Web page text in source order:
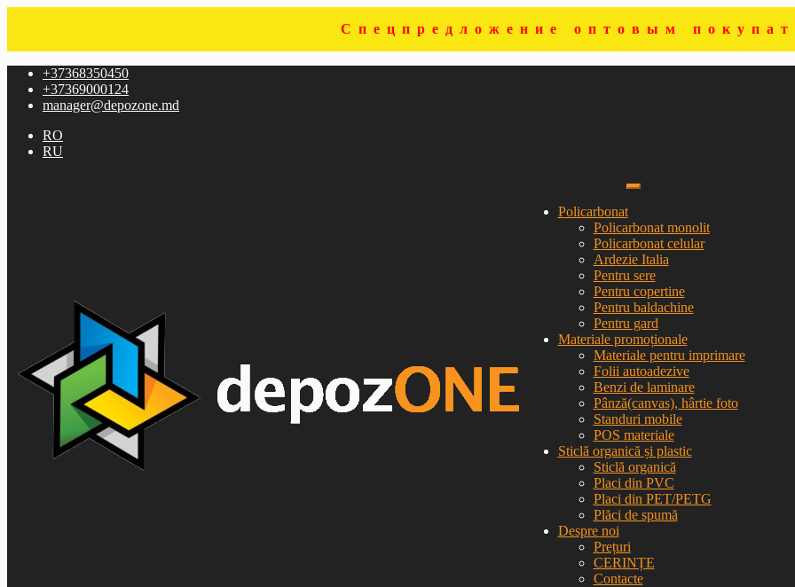
Спецпредложение оптовым
navigare
conținut
+37368350450
+37369000124
manager@depozone.md
RO
RU
Policarbonat
Policarbonat monolit
Policarbonat celular
Ardezie Italia
Pentru sere
Pentru copertine
Pentru baldachine
Pentru gard
Materiale promoționale
Materiale pentru imprimare
Folii autoadezive
Benzi de laminare
Pânză(canvas), hârtie foto
Standuri mobile
POS materiale
Sticlă organică și plastic
Sticlă organică
Placi din PVC
Placi din PET/PETG
Plăci de spumă
Despre noi
Prețuri
CERINȚE
Contacte